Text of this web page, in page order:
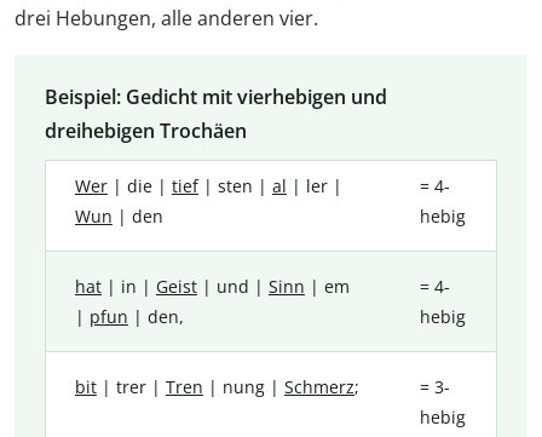
drei Hebungen, alle anderen vier.
Beispiel: Gedicht mit vierhebigen und
dreihebigen Trochäen
Wer| die | tief| sten | al | ler |
Wun | den
= 4-
hebig
hat| in | Geist| und | Sinn | em
| pfun | den,
= 4-
hebig
bit| trer | Tren | nung | Schmerz;
= 3-
hebig